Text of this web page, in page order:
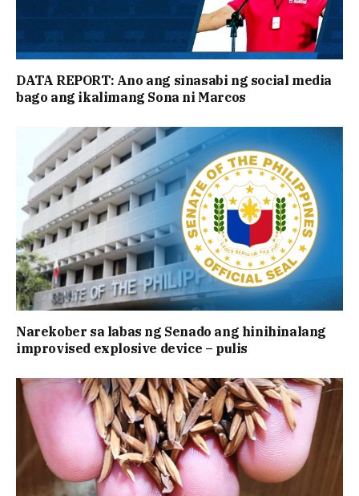
DATA REPORT: Ano ang sinasabi ng social media
bago ang ikalimang Sona ni Marcos
Narekober sa labas ng Senado ang hinihinalang
improvised explosive device – pulis